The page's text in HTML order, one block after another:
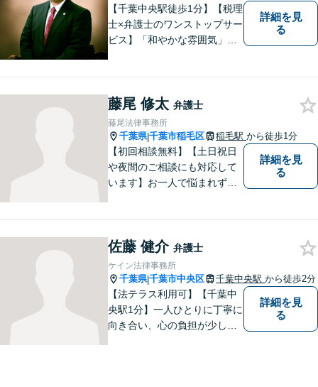
す。
【千葉中央駅徒歩1分】【税理
士×弁護士のワンストップサー
ビス】「和やかな雰囲気」と
ありましたら、お気軽にご相
談ください。【完全個室対
応】
詳細を見
る
藤尾 修太 弁護士
藤尾法律事務所
千葉県|千葉市稲毛区 稲毛駅 から徒歩1分
【初回相談無料】【土日祝日
や夜間のご相談にも対応して
います】お一人で悩まれず、
詳細を見
る
佐藤 健介 弁護士
ケイン法律事務所
千葉県|千葉市中央区 千葉中央駅 から徒歩2分
【法テラス利用可】【千葉中
央駅1分】一人ひとりに丁寧に
向き合い、心の負担が少しで
詳細を見
る